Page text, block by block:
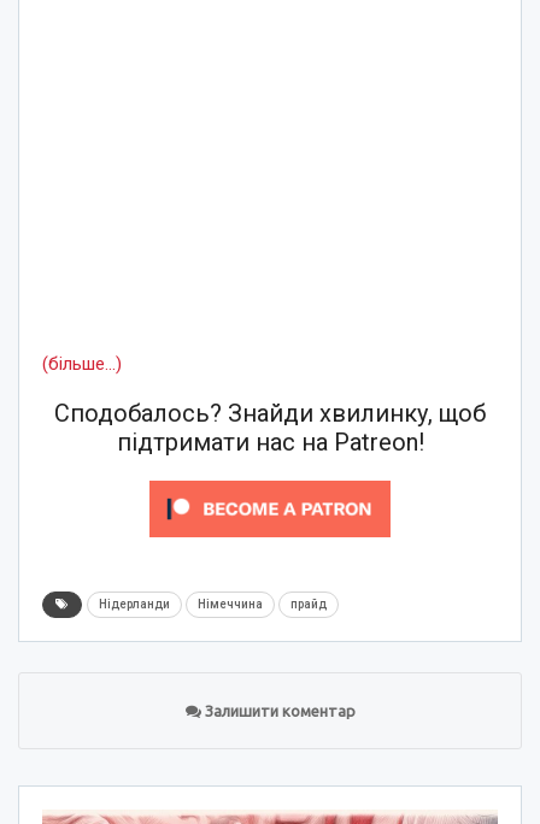
(більше…)
Сподобалось? Знайди хвилинку, щоб
підтримати нас на Patreon!
Нідерланди Німеччина прайд
Залишити коментар